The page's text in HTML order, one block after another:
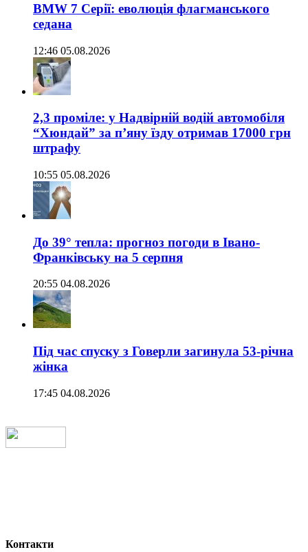
BMW 7 Серії: еволюція флагманського
седана
12:46 05.08.2026
2,3 проміле: у Надвірній водій автомобіля
“Хюндай” за п’яну їзду отримав 17000 грн
штрафу
10:55 05.08.2026
До 39° тепла: прогноз погоди в Івано-
Франківську на 5 серпня
20:55 04.08.2026
Під час спуску з Говерли загинула 53-річна
жінка
17:45 04.08.2026
Контакти